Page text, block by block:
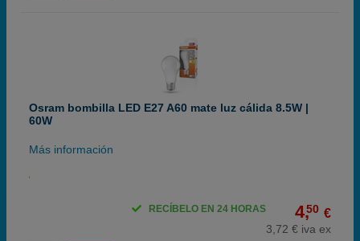
Osram bombilla LED E27 A60 mate luz cálida 8.5W |
60W
Más información
4,50 €
3,72 € iva ex
RECÍBELO EN 24 HORAS